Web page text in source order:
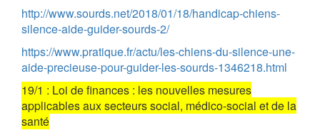
http://www.sourds.net/2018/01/18/handicap-chiens-
silence-aide-guider-sourds-2/
https://www.pratique.fr/actu/les-chiens-du-silence-une-
aide-precieuse-pour-guider-les-sourds-1346218.html
19/1 : Loi de finances : les nouvelles mesures
applicables aux secteurs social, médico-social et de la
santé